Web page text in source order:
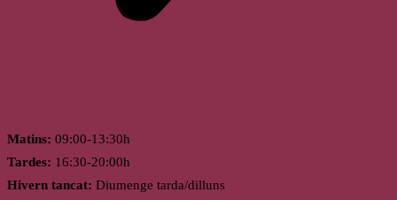
Matins: 09:00-13:30h
Tardes: 16:30-20:00h
Hivern tancat: Diumenge tarda/dilluns